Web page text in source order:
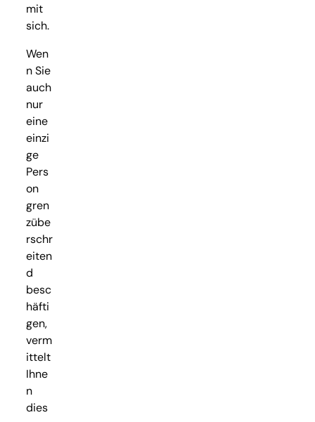
mit
sich.
Wen
n Sie
auch
nur
eine
einzi
ge
Pers
on
gren
zübe
rschr
eiten
d
besc
häfti
gen,
verm
ittelt
Ihne
n
dies